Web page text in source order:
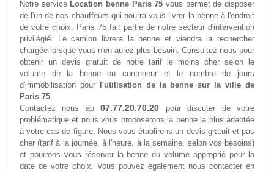
Notre service Location benne Paris 75 vous permet de disposer
de l'un de nos chauffeurs qui pourra vous livrer la benne à l'endroit
de votre choix. Paris 75 fait partie de notre secteur d'intervention
privilégié. Le camion livrera la benne et viendra la rechercher
chargée lorsque vous n'en aurez plus besoin. Consultez nous pour
obtenir un devis gratuit de notre tarif le moins cher selon le
volume de la benne ou conteneur et le nombre de jours
d'immobilisation pour
l'utilisation de la benne sur la ville de
Paris 75.
Contactez nous au07.77.20.70.20 pour discuter de votre
problématique et nous vous proposerons la benne la plus adaptée
à votre cas de figure. Nous vous établirons un devis gratuit et pas
cher (tarif à la journée, à l'heure, à la semaine, selon vos besoins)
et pourrons vous réserver la benne du volume approprié pour la
date de votre choix. Vous pouvez également nous contacter en